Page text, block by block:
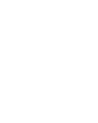
ついて知りた